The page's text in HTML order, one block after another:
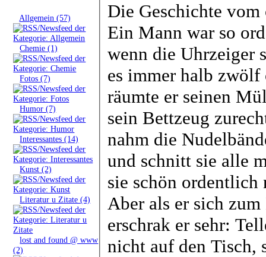
Allgemein (57)
»Chemie (1)
»Fotos (7)
»Humor (7)
»Interessantes (14)
»Kunst (2)
»Literatur u Zitate (4)
»lost and found @ www
(2)
Die Geschichte
Ein Mann war so
wenn die Uhrzeiger
es immer halb
räumte er seinen
sein Bettzeug
nahm die
und schnitt sie alle
sie schön ordentlich
Aber als er sich
erschrak er sehr:
nicht auf den Tisch,